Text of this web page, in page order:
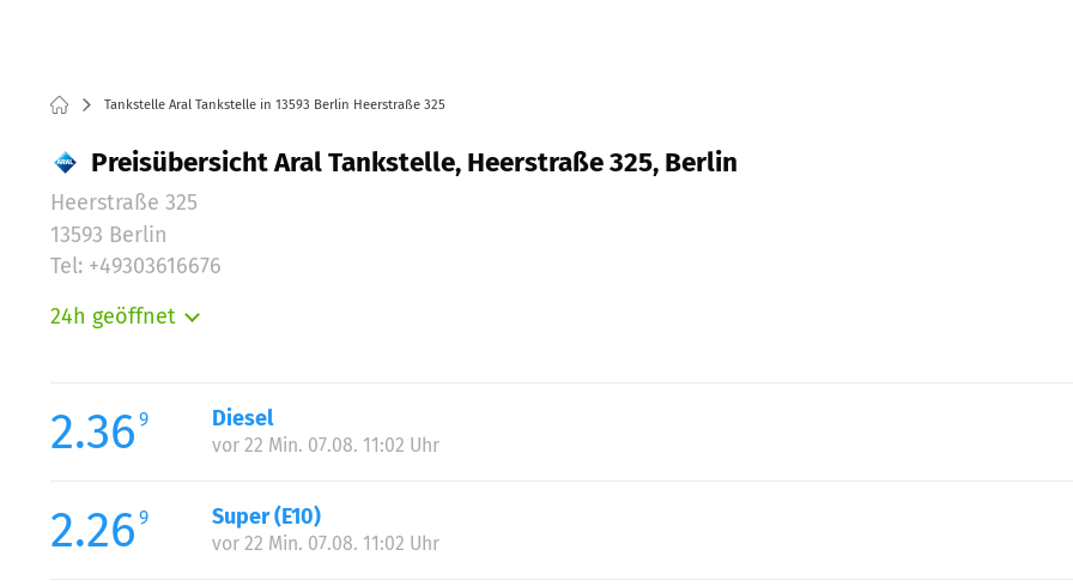
Tankstelle Aral Tankstelle in 13593 Berlin Heerstraße 325
Preisübersicht Aral Tankstelle, Heerstraße 325, Berlin
Heerstraße 325
13593 Berlin
Tel: +49303616676
24h geöffnet
Mittwoch:
Donnerstag:
Samstag:
Sonntag:
2.36 9 Diesel
vor 22 Min. 07.08. 11:02 Uhr
2.26 9 Super (E10)
vor 22 Min. 07.08. 11:02 Uhr